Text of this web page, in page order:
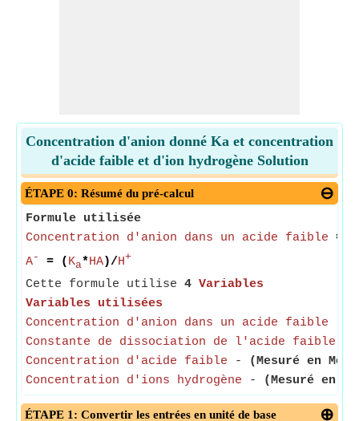
Concentration d'anion donné Ka et concentration
d'acide faible et d'ion hydrogène Solution
ÉTAPE 0: Résumé du pré-calcul
Formule utilisée
Concentration d'anion dans un acide faible = (
A- = ( Ka*HA)/H+
Cette formule utilise 4 Variables
Variables utilisées
Concentration d'anion dans un acide faible
Constante de dissociation de l'acide faible
Concentration d'acide faible -
(Mesuré en
Concentration d'ions hydrogène - (Mesuré en
ÉTAPE 1: Convertir les entrées en unité de base